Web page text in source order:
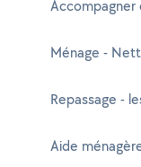
Accompagner
Ménage -
Repassage -
Aide